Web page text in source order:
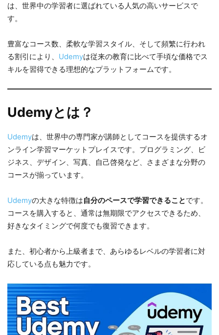
は、世界中の学習者に選ばれている人気の高いサービスで
す。
豊富なコース数、柔軟な学習スタイル、そして頻繁に行われ
る割引により、 Udemyは従来の教育に比べて手頃な価格でス
キルを習得できる理想的なプラットフォームです。
Udemyとは？
Udemyは、世界中の専門家が講師としてコースを提供するオ
ンライン学習マーケットプレイスです。プログラミング、ビ
ジネス、デザイン、写真、自己啓発など、さまざまな分野の
コースが揃っています。
Udemyの大きな特徴は自分のペースで学習できることです。
コースを購入すると、通常は無期限でアクセスできるため、
好きなタイミングで何度でも復習できます。
また、初心者から上級者まで、あらゆるレベルの学習者に対
応している点も魅力です。